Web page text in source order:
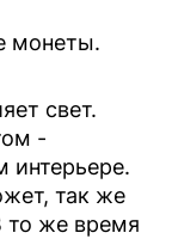
монеты.
свет.
-
интерьере.
так же
то же время